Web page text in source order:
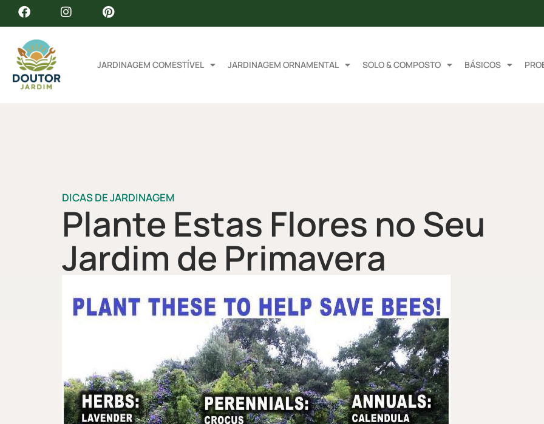
JARDINAGEM COMESTÍVEL JARDINAGEM ORNAMENTAL SOLO & COMPOSTO BÁSICOS
DICAS DE JARDINAGEM
Plante Estas Flores no Seu
Jardim de Primavera